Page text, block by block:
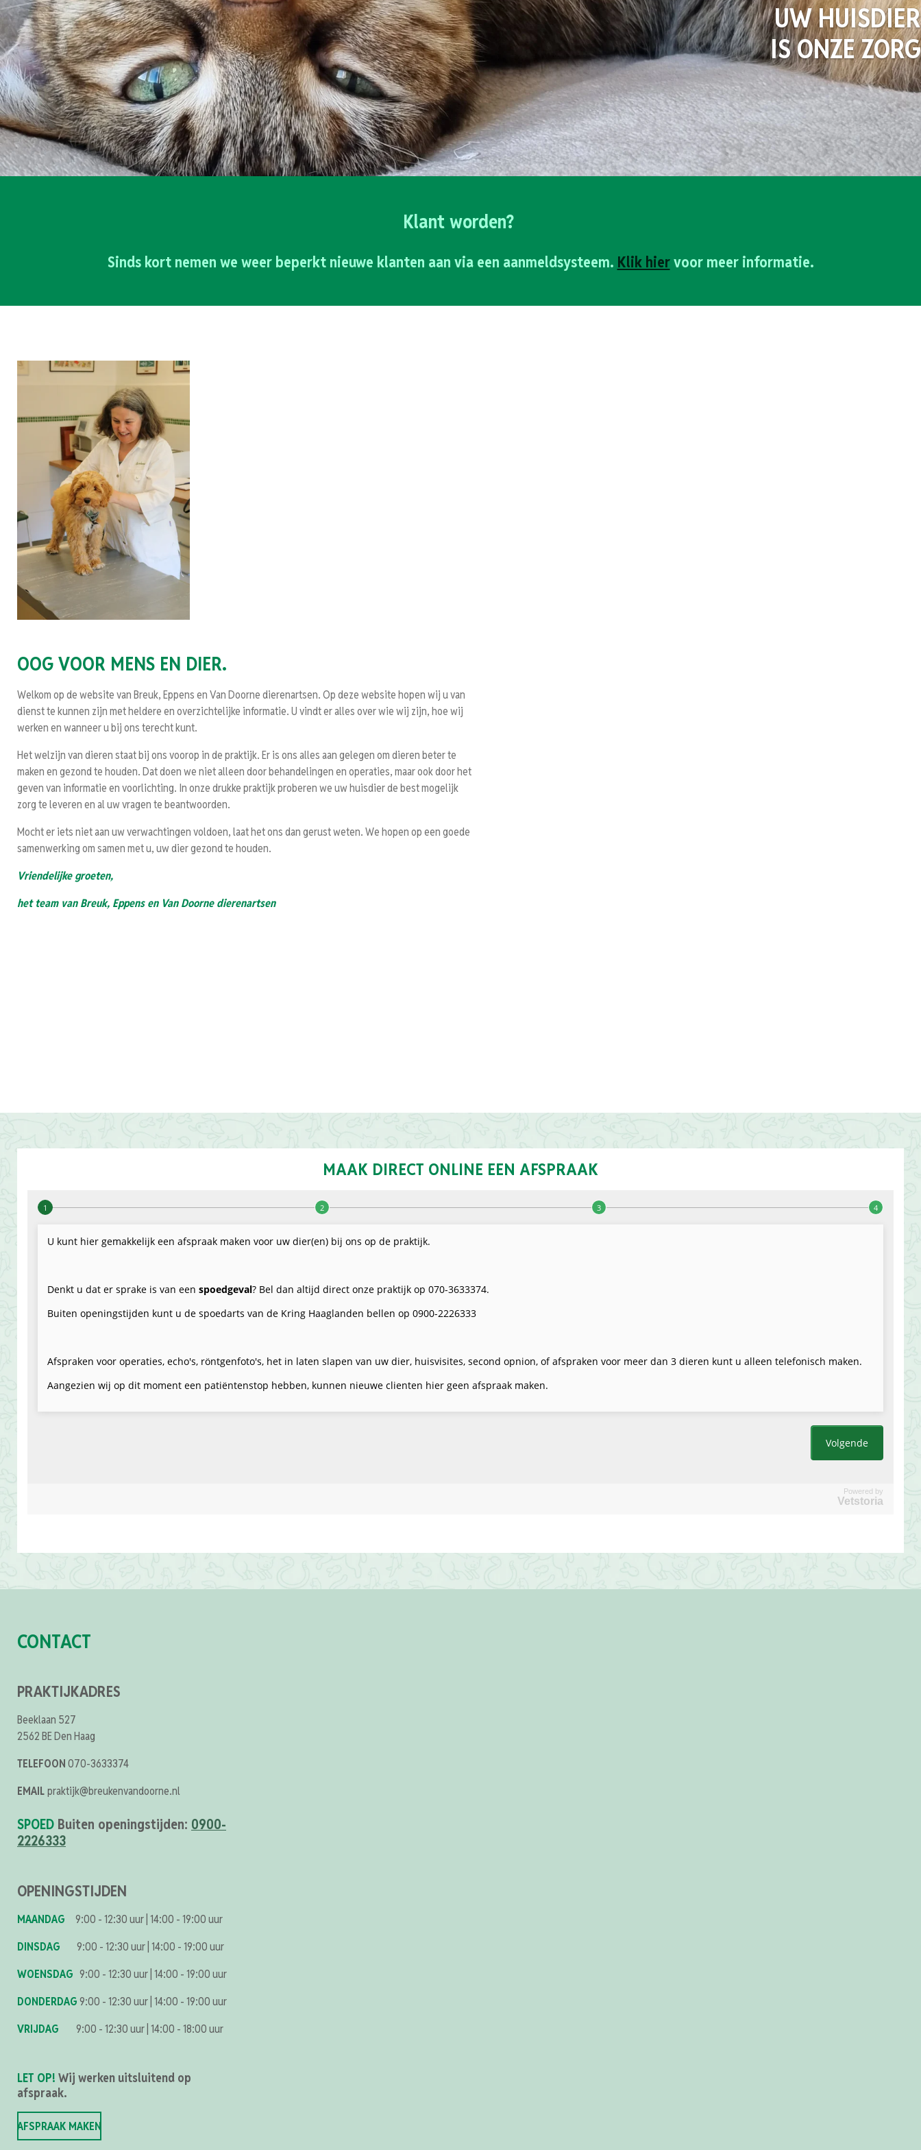
UW HUISDIER
IS ONZE ZORG
Klant worden?
Sinds kort nemen we weer beperkt nieuwe klanten aan via een aanmeldsysteem. Klik hiervoor meer informatie.
OOG VOOR MENS EN DIER.
Welkom op de website van Breuk, Eppens en Van Doorne dierenartsen. Op deze website hopen wij u van
dienst te kunnen zijn met heldere en overzichtelijke informatie. U vindt er alles over wie wij zijn, hoe wij
werken en wanneer u bij ons terecht kunt.
Het welzijn van dieren staat bij ons voorop in de praktijk. Er is ons alles aan gelegen om dieren beter te
maken en gezond te houden. Dat doen we niet alleen door behandelingen en operaties, maar ook door het
geven van informatie en voorlichting. In onze drukke praktijk proberen we uw huisdier de best mogelijk
zorg te leveren en al uw vragen te beantwoorden.
Mocht er iets niet aan uw verwachtingen voldoen, laat het ons dan gerust weten. We hopen op een goede
samenwerking om samen met u, uw dier gezond te houden.
Vriendelijke groeten,
het team van Breuk, Eppens en Van Doorne dierenartsen
MAAK DIRECT ONLINE EEN AFSPRAAK
Powered by
Vetstoria
CONTACT
PRAKTIJKADRES
Beeklaan 527
2562 BE Den Haag
TELEFOON070-3633374
EMAILpraktijk@breukenvandoorne.nl
SPOED Buiten openingstijden: 0900-
2226333
OPENINGSTIJDEN
MAANDAG 9:00 - 12:30 uur 14:00 - 19:00 uur
DINSDAG
9:00 - 12:30 uur 14:00 - 19:00 uur
WOENSDAG 9:00 - 12:30 uur 14:00 - 19:00 uur
DONDERDAG9:00 - 12:30 uur 14:00 - 19:00 uur
VRIJDAG
9:00 - 12:30 uur 14:00 - 18:00 uur
LET OP! Wij werken uitsluitend op
afspraak.
AFSPRAAK MAKEN